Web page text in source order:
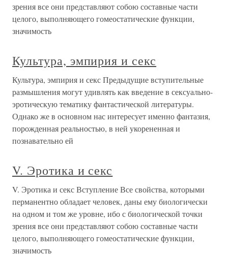
зрения все они представляют собою составные части
целого, выполняющего гомеостатические функции,
значимость
Культура, эмпирия и секс
Культура, эмпирия и секс Предыдущие вступительные
размышления могут удивлять как введение в сексуально-
эротическую тематику фантастической литературы.
Однако же в основном нас интересует именно фантазия,
порожденная реальностью, в ней укорененная и
познавательно ей
V. Эротика и секс
V. Эротика и секс Вступление Все свойства, которыми
перманентно обладает человек, даны ему биологически
на одном и том же уровне, ибо с биологической точки
зрения все они представляют собою составные части
целого, выполняющего гомеостатические функции,
значимость